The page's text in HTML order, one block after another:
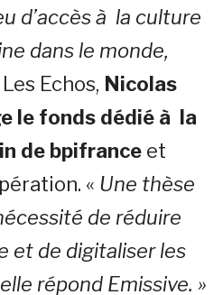
d’accès à la culture
dans le monde,
Echos, Nicolas
le fonds dédié à la
de bpifrance et
« Une thèse
de réduire
et de digitaliser les
répond Emissive. »